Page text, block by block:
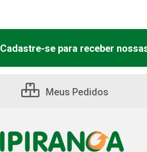
Cadastre-se para receber
Meus Pedidos